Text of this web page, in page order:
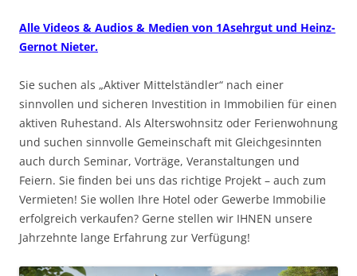
Alle Videos & Audios & Medien von 1Asehrgut und Heinz-
Gernot Nieter.
Sie suchen als „Aktiver Mittelständler“ nach einer
sinnvollen und sicheren Investition in Immobilien für einen
aktiven Ruhestand. Als Alterswohnsitz oder Ferienwohnung
und suchen sinnvolle Gemeinschaft mit Gleichgesinnten
auch durch Seminar, Vorträge, Veranstaltungen und
Feiern. Sie finden bei uns das richtige Projekt – auch zum
Vermieten! Sie wollen Ihre Hotel oder Gewerbe Immobilie
erfolgreich verkaufen? Gerne stellen wir IHNEN unsere
Jahrzehnte lange Erfahrung zur Verfügung!